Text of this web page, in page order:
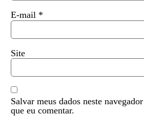
E-mail *
Site
Salvar meus dados neste
que eu comentar.